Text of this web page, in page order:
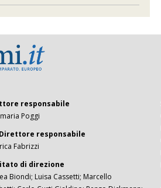
responsabile
Poggi
responsabile
Fabrizzi
di direzione
Biondi; Luisa Cassetti; Marcello